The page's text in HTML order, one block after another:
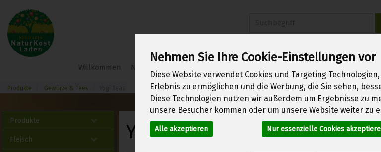
Nehmen Sie Ihre Cookie-Einstellungen vor
Diese Website verwendet Cookies und Targeting
Erlebnis zu ermöglichen und die Werbung, die Sie sehen,
Diese Technologien nutzen wir außerdem um Ergebnisse zu
unsere Besucher kommen oder um unsere Website weiter zu
Alle akzeptieren Nur essenzielle Cookies
Webshop
Willkommen Neu im Shop
Produkte Gewürze & Tees
Produkte
Fleisch Yogi Teas